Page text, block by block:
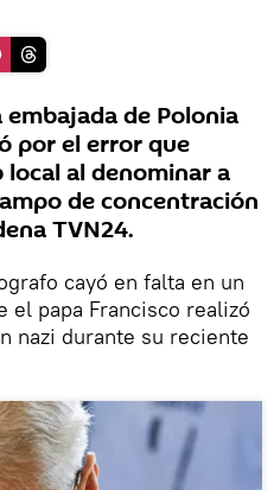
de Polonia
por el error que
al denominar a
de concentración
TVN24.
cayó en falta en un
papa Francisco realizó
nazi durante su reciente